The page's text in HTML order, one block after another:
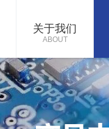
关于我们
ABOUT